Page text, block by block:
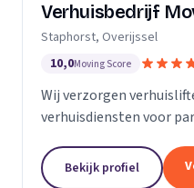
Verhuisbedrijf
Staphorst, Overijssel
10,0Moving Score
Wij verzorgen
verhuisdiensten voor
Bekijk profiel